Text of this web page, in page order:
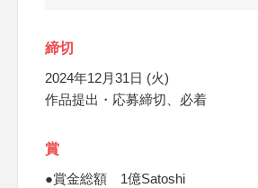
締切
2024年12月31日 (火)
作品提出・応募締切、必着
賞
●賞金総額 1億Satoshi